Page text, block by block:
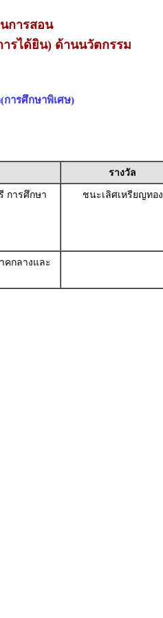
การสอน
ารได้ยิน) ด้านนวัตกรรม
การศึกษาพิเศษ)
รางวัล
การศึกษา
ชนะเลิศเหรียญทอง
คกลางและ